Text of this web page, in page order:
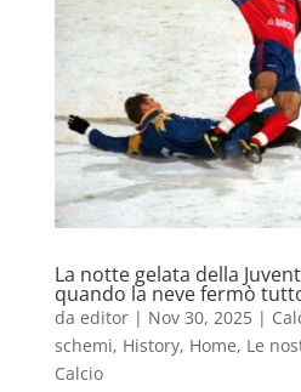
La notte gelata della
quando la neve fermò
da editor| Nov 30, 2025|
schemi, History, Home, Le
Calcio